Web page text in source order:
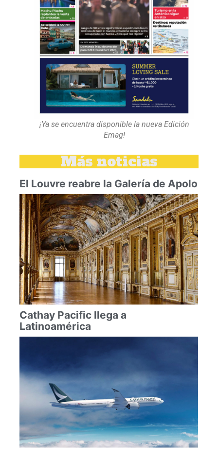
¡Ya se encuentra disponible la nueva Edición
Emag!
Más noticias
El Louvre reabre la Galería de Apolo
Cathay Pacific llega a
Latinoamérica